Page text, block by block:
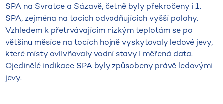
SPA na Svratce a Sázavě, četně byly překročeny i 1.
SPA, zejména na tocích odvodňujících vyšší polohy.
Vzhledem k přetrvávajícím nízkým teplotám se po
většinu měsíce na tocích hojně vyskytovaly ledové jevy,
které místy ovlivňovaly vodní stavy i měřená data.
Ojedinělé indikace SPA byly způsobeny právě ledovými
jevy.